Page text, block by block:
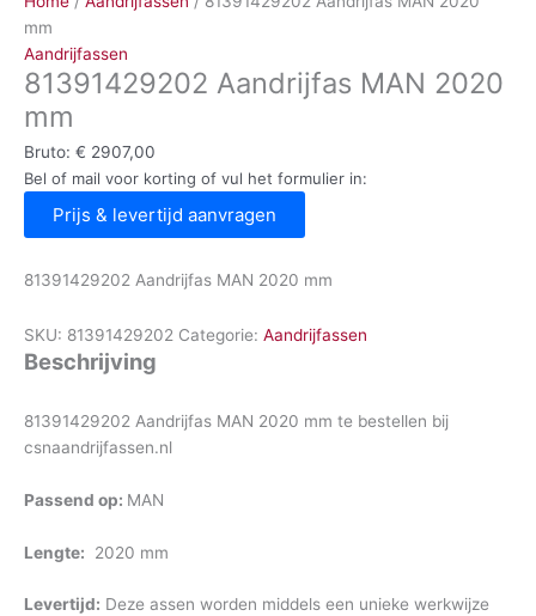
mm
Aandrijfassen
81391429202 Aandrijfas MAN 2020
mm
Bruto: € 2907,00
Bel of mail voor korting of vul het formulier in:
Prijs & levertijd aanvragen
81391429202 Aandrijfas MAN 2020 mm
SKU: 81391429202 Categorie: Aandrijfassen
Beschrijving
81391429202 Aandrijfas MAN 2020 mm te bestellen bij
csnaandrijfassen.nl
Passend op: MAN
Lengte: 2020 mm
Levertijd: Deze assen worden middels een unieke werkwijze